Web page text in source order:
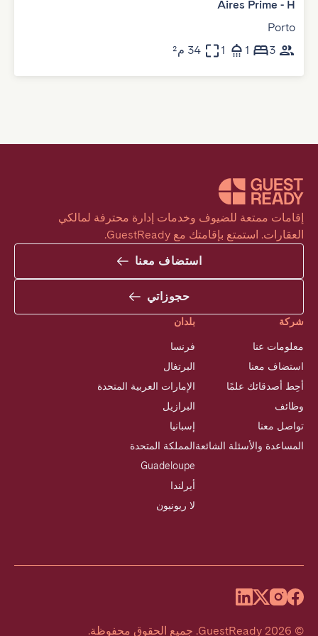
Aires Prime - H
Porto
3
1
1 34 م²
العقارات. استمتع بإقامتك مع GuestReady.
استضاف معنا
حجوزاتي
شركة
معلومات عنا
استضاف معنا
أحِط أصدقائك علمًا
وظائف
تواصل معنا
المساعدة والأسئلة الشائعة
بلدان
فرنسا
البرتغال
الإمارات العربية المتحدة
البرازيل
إسبانيا
المملكة المتحدة
Guadeloupe
أيرلندا
لا ريونيون
©
2026
GuestReady
. جميع الحقوق محفوظة.